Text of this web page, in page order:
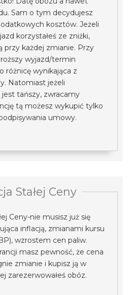
Sam o tym decydujesz
kosztów. Jeżeli
korzystałeś ze zniżki,
przy każdej zmianie. Przy
wyjazd/termin
różnicę wynikająca z
Natomiast jeżeli
tańszy, zwracamy
tą możesz wykupić tylko
umowy.
Stałej Ceny
Ceny-nie musisz już się
inflacją, zmianami kursu
wzrostem cen paliw.
masz pewność, że cena
zmianie i kupisz ją w
zarezerwowałeś obóz.